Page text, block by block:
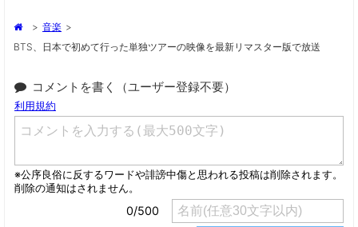
> 音楽 >
BTS、日本で初めて行った単独ツアーの映像を最新リマスター版で放送
コメントを書く（ユーザー登録不要）